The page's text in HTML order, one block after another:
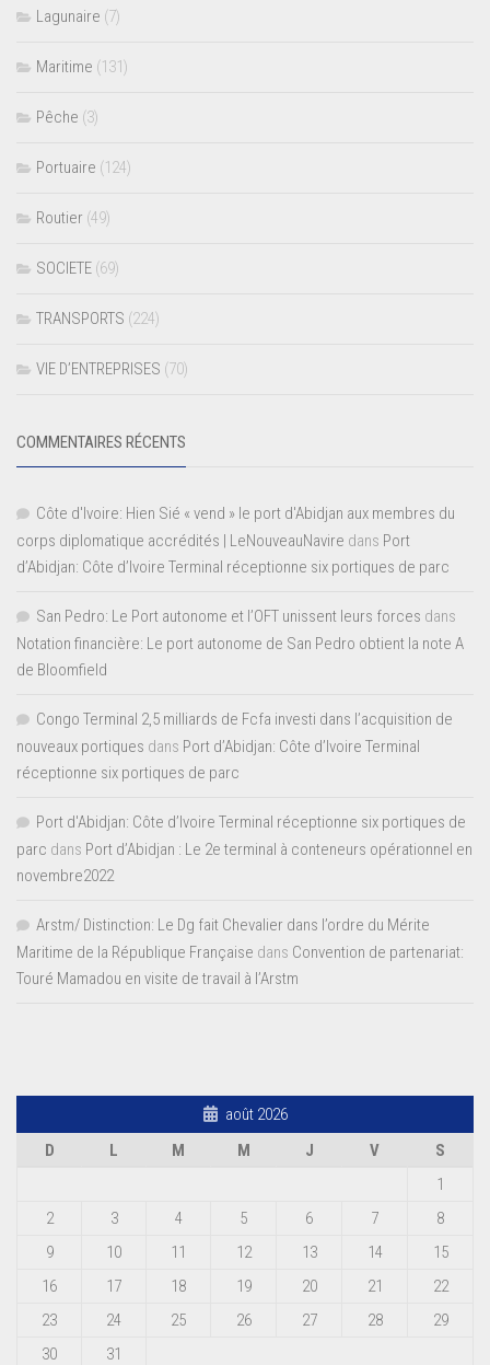
Lagunaire (7)
Maritime (131)
Pêche (3)
Portuaire (124)
Routier (49)
SOCIETE (69)
TRANSPORTS (224)
VIE D’ENTREPRISES (70)
COMMENTAIRES RÉCENTS
Côte d'Ivoire: Hien Sié « vend » le port d'Abidjan aux membres du
corps diplomatique accrédités | LeNouveauNavire dans Port
d’Abidjan: Côte d’Ivoire Terminal réceptionne six portiques de parc
San Pedro: Le Port autonome et l’OFT unissent leurs forces dans
Notation financière: Le port autonome de San Pedro obtient la note A
de Bloomfield
Congo Terminal 2,5 milliards de Fcfa investi dans l’acquisition de
nouveaux portiques dans Port d’Abidjan: Côte d’Ivoire Terminal
réceptionne six portiques de parc
Port d'Abidjan: Côte d’Ivoire Terminal réceptionne six portiques de
parc dans Port d’Abidjan : Le 2e terminal à conteneurs opérationnel en
novembre2022
Arstm/ Distinction: Le Dg fait Chevalier dans l’ordre du Mérite
Maritime de la République Française dans Convention de partenariat:
Touré Mamadou en visite de travail à l’Arstm
août 2026
D
L M M J V
S
1
2
3 4 5 6 7
8
9
10 11 12 13 14
15
16
17 18 19 20 21
22
23
24 25 26 27 28
29
30
31